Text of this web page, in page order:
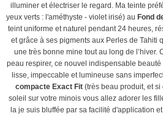
illuminer et électriser le regard. Ma teinte
yeux verts : l'améthyste - violet irisé) au Fond
teint uniforme et naturel pendant 24 heures,
et grâce à ses pigments aux Perles de Tahiti
une très bonne mine tout au long de l’hiver.
peau respirer, ce nouvel indispensable
lisse, impeccable et lumineuse sans
compacte Exact Fit(très beau produit, et si
soleil sur votre minois vous allez adorer les
la je suis bluffée par sa facilité d'application